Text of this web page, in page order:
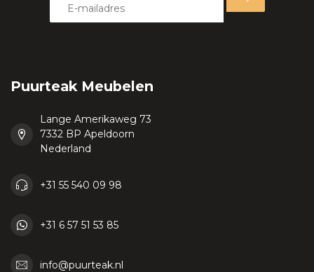
Puurteak Meubelen
Lange Amerikaweg 73
7332 BP Apeldoorn
Nederland
+31 55 540 09 98
+31 6 57 51 53 85
info@puurteak.nl